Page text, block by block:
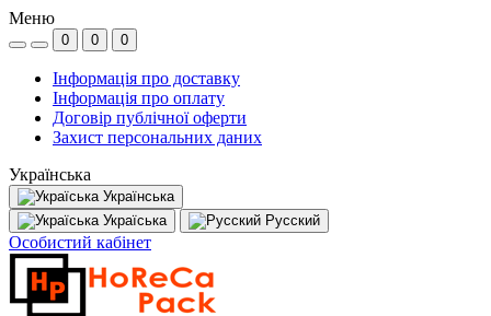
Меню
0 0 0
Інформація про доставку
Інформація про оплату
Договір публічної оферти
Захист персональних даних
Українська
Українська
Україська
Русский
Особистий кабінет